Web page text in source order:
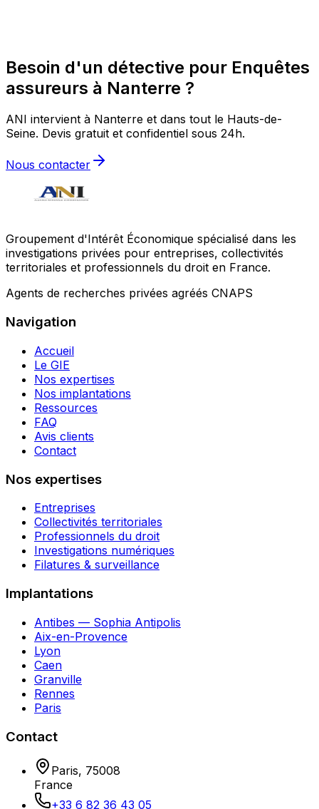
Besoin d'un détective pour Enquêtes
assureurs à Nanterre ?
ANI intervient à Nanterre et dans tout le Hauts-de-
Seine. Devis gratuit et confidentiel sous 24h.
Nous contacter
Groupement d'Intérêt Économique spécialisé dans les
investigations privées pour entreprises, collectivités
territoriales et professionnels du droit en France.
Agents de recherches privées agréés CNAPS
Navigation
Accueil
Le GIE
Nos expertises
Nos implantations
Ressources
FAQ
Avis clients
Contact
Nos expertises
Entreprises
Collectivités territoriales
Professionnels du droit
Investigations numériques
Filatures & surveillance
Implantations
Antibes — Sophia Antipolis
Aix-en-Provence
Lyon
Caen
Granville
Rennes
Paris
Contact
Paris, 75008
France
+33 6 82 36 43 05